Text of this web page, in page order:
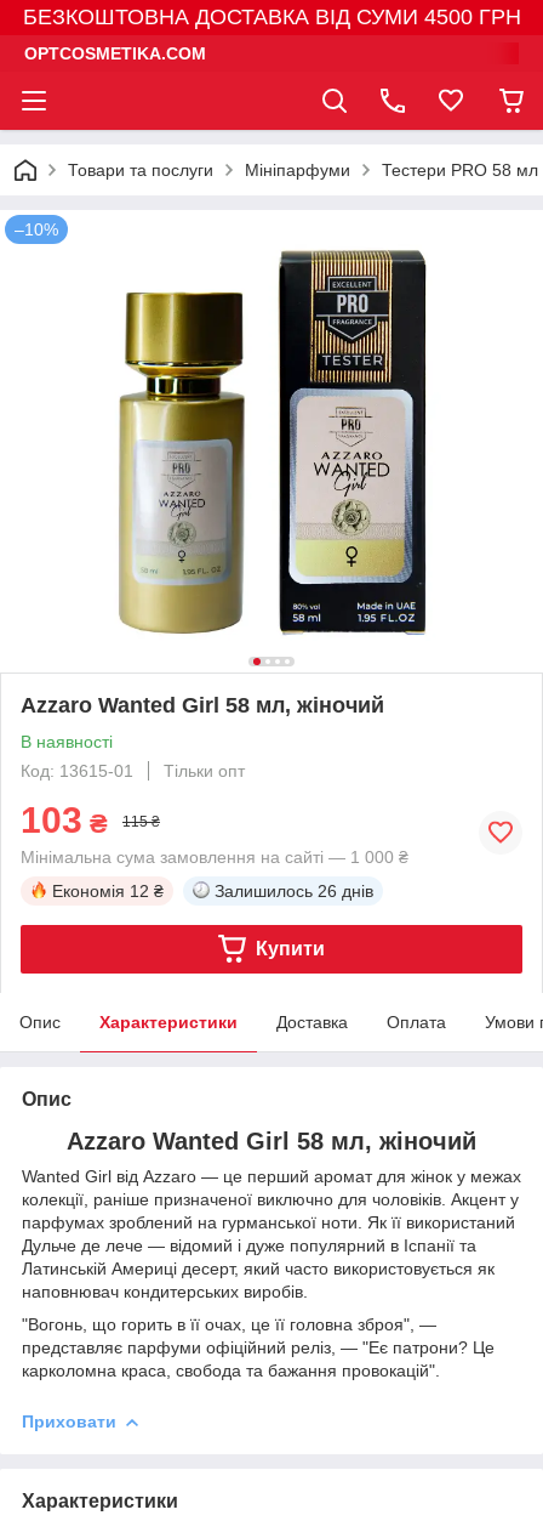
БЕЗКОШТОВНА ДОСТАВКА ВІД СУМИ 4500 ГРН
OPTCOSMETIKA.COM
Товари та послуги Мініпарфуми Тестери PRO 58 мл
–10%
Azzaro Wanted Girl 58 мл, жіночий
В наявності
Код: 13615-01
Тільки опт
103 ₴ 115 ₴
Мінімальна сума замовлення на сайті — 1 000 ₴
Економія 12 ₴ Залишилось 26 днів
Купити
Опис Характеристики Доставка Оплата Умови
Опис
Azzaro Wanted Girl 58 мл, жіночий
Wanted Girl від Azzaro — це перший аромат для жінок у межах
колекції, раніше призначеної виключно для чоловіків. Акцент у
парфумах зроблений на гурманської ноти. Як її використаний
Дульче де лече — відомий і дуже популярний в Іспанії та
Латинській Америці десерт, який часто використовується як
наповнювач кондитерських виробів.
"Вогонь, що горить в її очах, це її головна зброя", —
представляє парфуми офіційний реліз, — "Еє патрони? Це
карколомна краса, свобода та бажання провокацій".
Приховати
Характеристики